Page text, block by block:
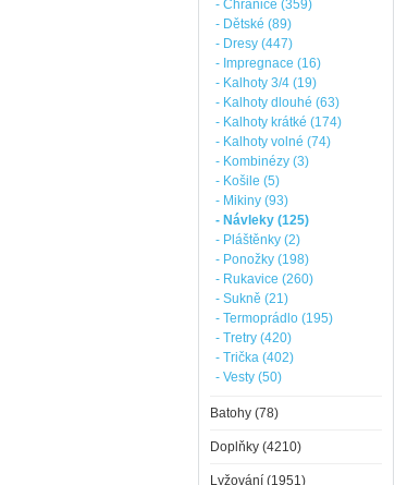
- Chrániče (359)
- Dětské (89)
- Dresy (447)
- Impregnace (16)
- Kalhoty 3/4 (19)
- Kalhoty dlouhé (63)
- Kalhoty krátké (174)
- Kalhoty volné (74)
- Kombinézy (3)
- Košile (5)
- Mikiny (93)
- Návleky (125)
- Pláštěnky (2)
- Ponožky (198)
- Rukavice (260)
- Sukně (21)
- Termoprádlo (195)
- Tretry (420)
- Trička (402)
- Vesty (50)
Batohy (78)
Doplňky (4210)
Lyžování (1951)